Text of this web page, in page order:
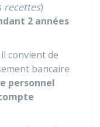
recettes)
2 années
convient de
bancaire
personnel